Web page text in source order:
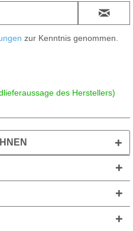
zur Kenntnis genommen.
des Herstellers)